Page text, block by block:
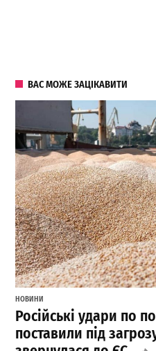
ВАС МОЖЕ ЗАЦІКАВИТИ
НОВИНИ
Російські удари по
поставили під